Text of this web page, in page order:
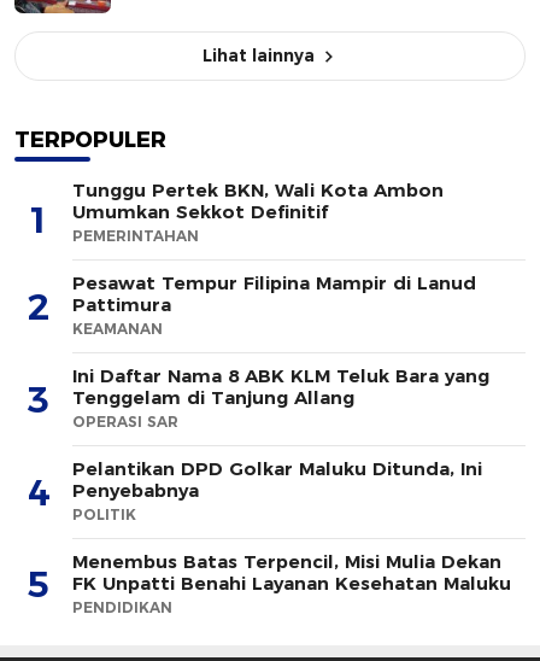
Lihat lainnya
TERPOPULER
1
Tunggu Pertek BKN, Wali Kota Ambon
Umumkan Sekkot Definitif
PEMERINTAHAN
2
Pesawat Tempur Filipina Mampir di Lanud
Pattimura
KEAMANAN
3
Ini Daftar Nama 8 ABK KLM Teluk Bara yang
Tenggelam di Tanjung Allang
OPERASI SAR
4
Pelantikan DPD Golkar Maluku Ditunda, Ini
Penyebabnya
POLITIK
5
Menembus Batas Terpencil, Misi Mulia Dekan
FK Unpatti Benahi Layanan Kesehatan Maluku
PENDIDIKAN